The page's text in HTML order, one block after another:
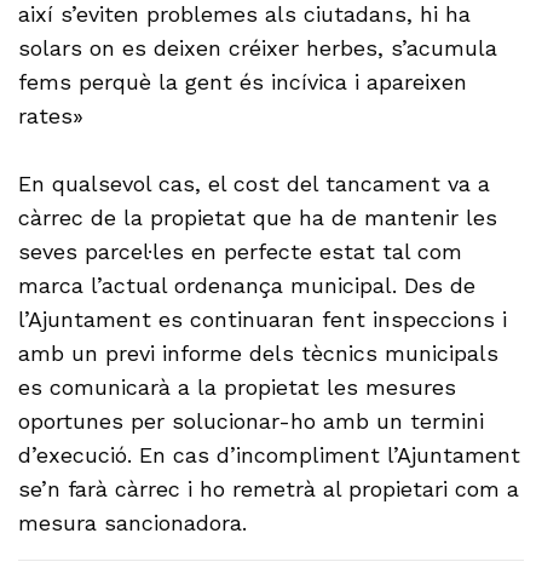
així s’eviten problemes als ciutadans, hi ha
solars on es deixen créixer herbes, s’acumula
fems perquè la gent és incívica i apareixen
rates»
En qualsevol cas, el cost del tancament va a
càrrec de la propietat que ha de mantenir les
seves parcel·les en perfecte estat tal com
marca l’actual ordenança municipal. Des de
l’Ajuntament es continuaran fent inspeccions i
amb un previ informe dels tècnics municipals
es comunicarà a la propietat les mesures
oportunes per solucionar-ho amb un termini
d’execució. En cas d’incompliment l’Ajuntament
se’n farà càrrec i ho remetrà al propietari com a
mesura sancionadora.